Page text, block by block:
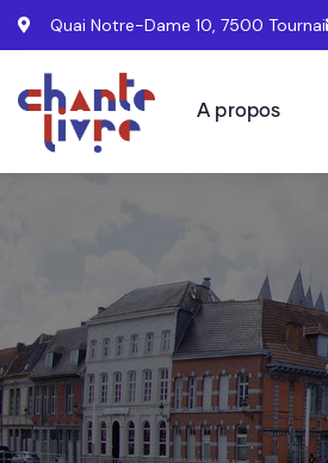
Quai Notre-Dame 10, 7500 Tournai
A propos